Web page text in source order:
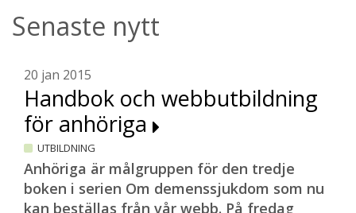
Senaste nytt
20 jan 2015
Handbok och webbutbildning
för anhöriga
UTBILDNING
Anhöriga är målgruppen för den tredje
boken i serien Om demenssjukdom som nu
kan beställas från vår webb. På fredag